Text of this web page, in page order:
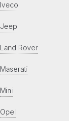
Iveco
Jeep
Land Rover
Maserati
Mini
Opel